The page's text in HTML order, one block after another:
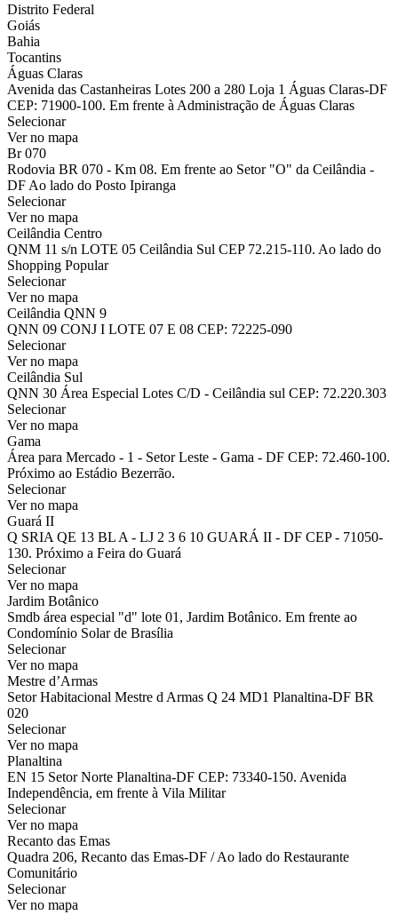
Distrito Federal
Goiás
Bahia
Tocantins
Águas Claras
Avenida das Castanheiras Lotes 200 a 280 Loja 1 Águas Claras-DF
CEP: 71900-100. Em frente à Administração de Águas Claras
Selecionar
Ver no mapa
Br 070
Rodovia BR 070 - Km 08. Em frente ao Setor "O" da Ceilândia -
DF Ao lado do Posto Ipiranga
Selecionar
Ver no mapa
Ceilândia Centro
QNM 11 s/n LOTE 05 Ceilândia Sul CEP 72.215-110. Ao lado do
Shopping Popular
Selecionar
Ver no mapa
Ceilândia QNN 9
QNN 09 CONJ I LOTE 07 E 08 CEP: 72225-090
Selecionar
Ver no mapa
Ceilândia Sul
QNN 30 Área Especial Lotes C/D - Ceilândia sul CEP: 72.220.303
Selecionar
Ver no mapa
Gama
Área para Mercado - 1 - Setor Leste - Gama - DF CEP: 72.460-100.
Próximo ao Estádio Bezerrão.
Selecionar
Ver no mapa
Guará II
Q SRIA QE 13 BL A - LJ 2 3 6 10 GUARÁ II - DF CEP - 71050-
130. Próximo a Feira do Guará
Selecionar
Ver no mapa
Jardim Botânico
Smdb área especial "d" lote 01, Jardim Botânico. Em frente ao
Condomínio Solar de Brasília
Selecionar
Ver no mapa
Mestre d’Armas
Setor Habitacional Mestre d Armas Q 24 MD1 Planaltina-DF BR
020
Selecionar
Ver no mapa
Planaltina
EN 15 Setor Norte Planaltina-DF CEP: 73340-150. Avenida
Independência, em frente à Vila Militar
Selecionar
Ver no mapa
Recanto das Emas
Quadra 206, Recanto das Emas-DF / Ao lado do Restaurante
Comunitário
Selecionar
Ver no mapa